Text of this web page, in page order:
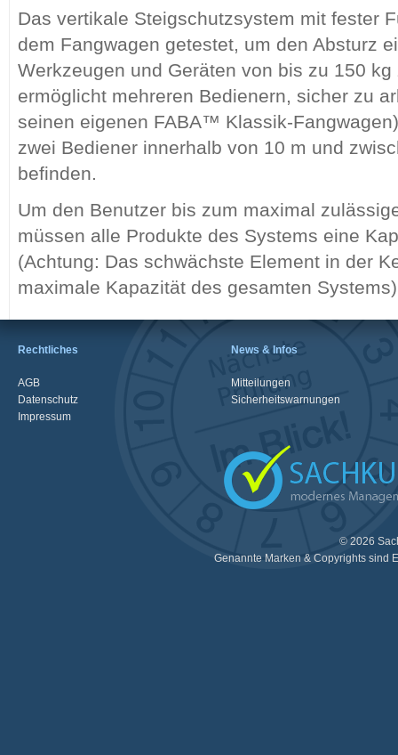
Das vertikale Steigschutzsystem mit fester
dem Fangwagen getestet, um den Absturz
Werkzeugen und Geräten von bis zu 150
ermöglicht mehreren Bedienern, sicher zu
seinen eigenen FABA™ Klassik-
zwei Bediener innerhalb von 10 m und
befinden.
Um den Benutzer bis zum maximal
müssen alle Produkte des Systems eine
(Achtung: Das schwächste Element in der
maximale Kapazität des gesamten
Rechtliches
AGB
Datenschutz
Impressum
News & Infos
Mitteilungen
Sicherheitswarnungen
© 2026
Genannte Marken & Copyrights sind